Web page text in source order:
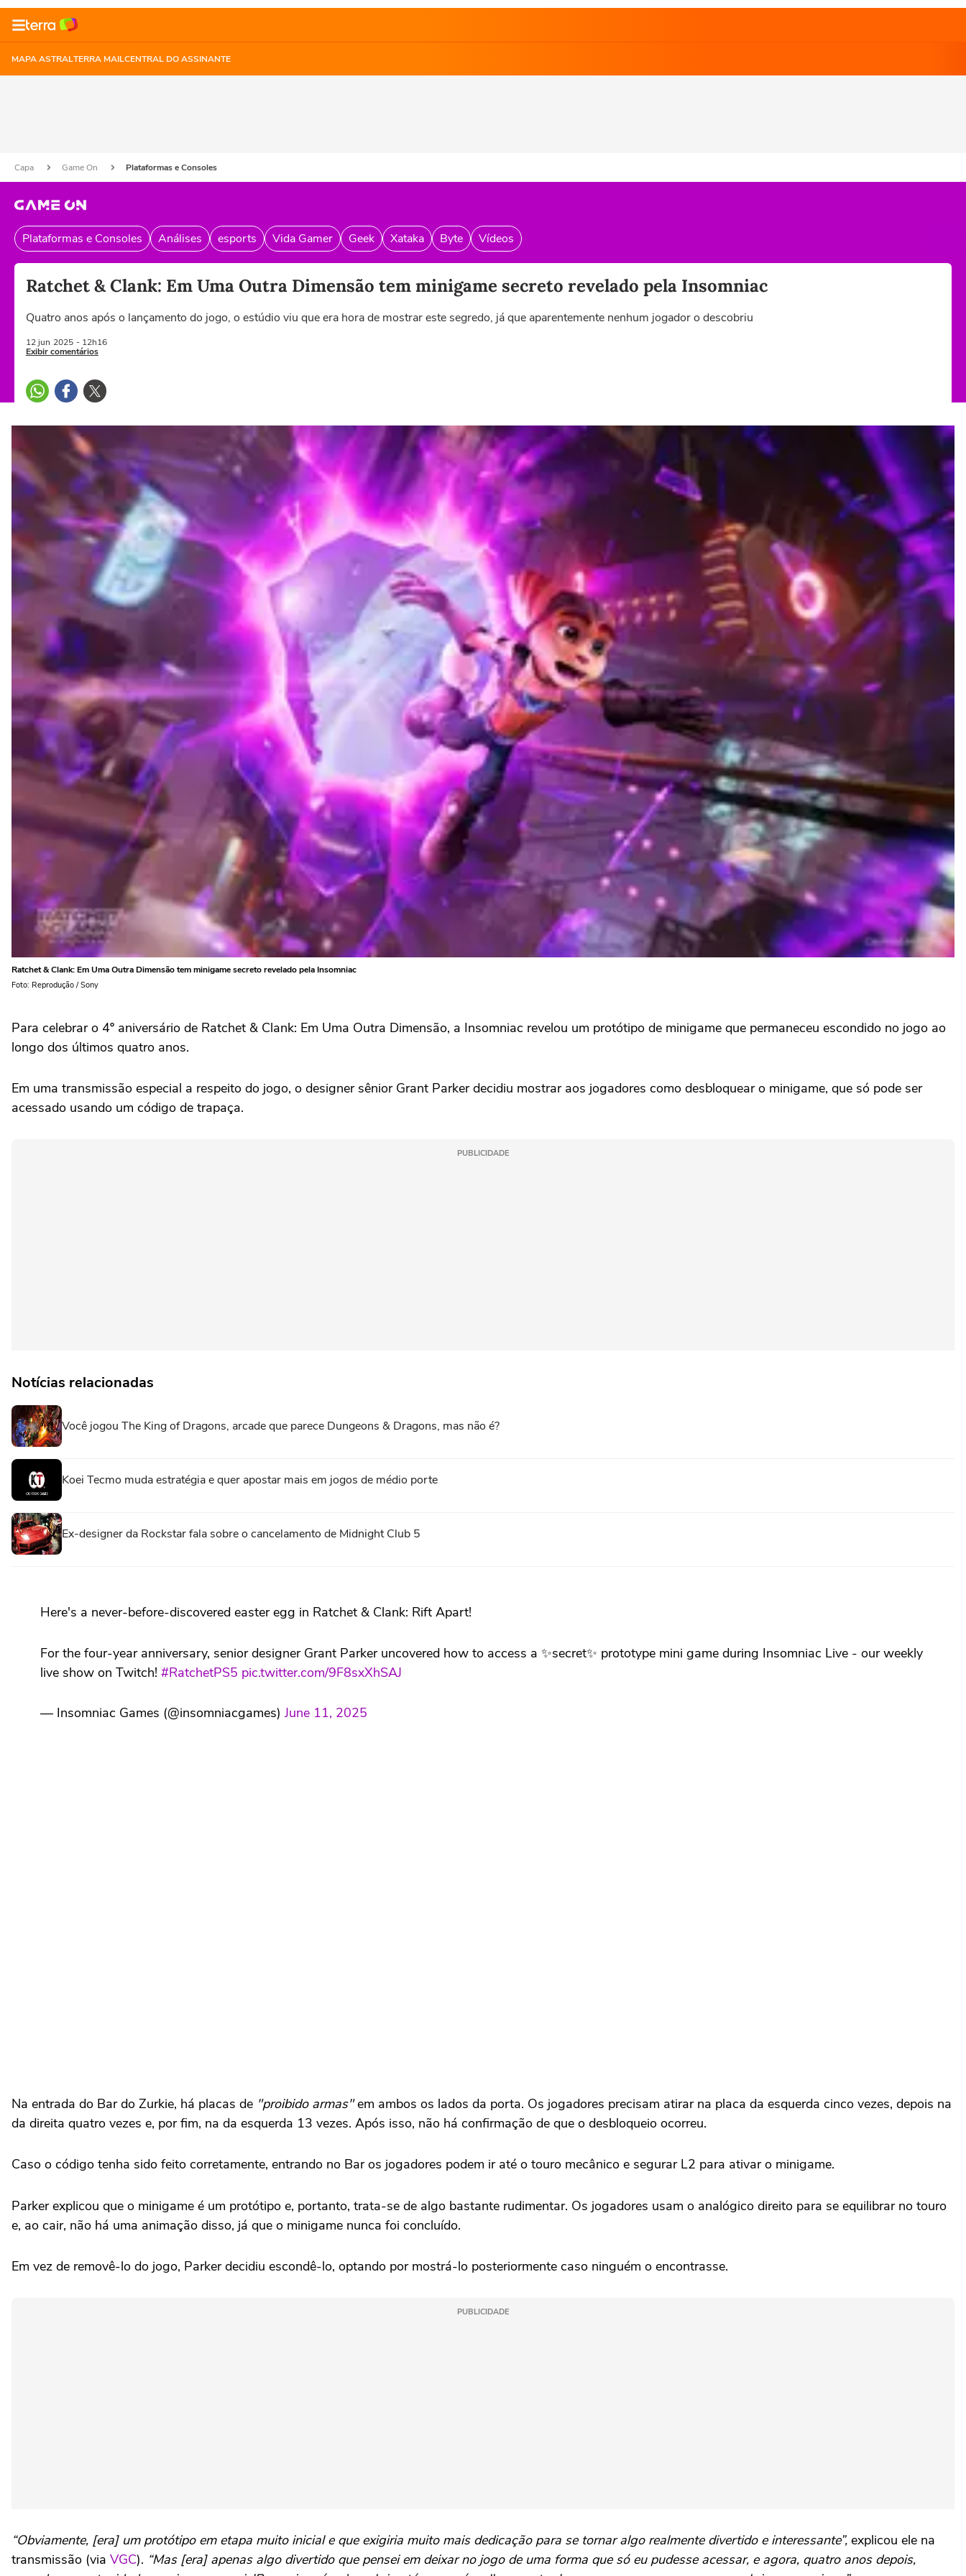
MAPA ASTRALTERRA MAILCENTRAL DO ASSINANTE
Capa Game On Plataformas e Consoles
Plataformas e Consoles Análises esports Vida Gamer Geek Xataka Byte Vídeos
Ratchet & Clank: Em Uma Outra Dimensão tem minigame secreto revelado pela Insomniac
Quatro anos após o lançamento do jogo, o estúdio viu que era hora de mostrar este segredo, já que aparentemente nenhum jogador o descobriu
12 jun 2025 - 12h16
Exibir comentários
Ratchet & Clank: Em Uma Outra Dimensão tem minigame secreto revelado pela Insomniac
Foto: Reprodução / Sony
Para celebrar o 4º aniversário de Ratchet & Clank: Em Uma Outra Dimensão, a Insomniac revelou um protótipo de minigame que permaneceu escondido no jogo ao
longo dos últimos quatro anos.
Em uma transmissão especial a respeito do jogo, o designer sênior Grant Parker decidiu mostrar aos jogadores como desbloquear o minigame, que só pode ser
acessado usando um código de trapaça.
PUBLICIDADE
Notícias relacionadas
Você jogou The King of Dragons, arcade que parece Dungeons & Dragons, mas não é?
Koei Tecmo muda estratégia e quer apostar mais em jogos de médio porte
Ex-designer da Rockstar fala sobre o cancelamento de Midnight Club 5
Here's a never-before-discovered easter egg in Ratchet & Clank: Rift Apart!
For the four-year anniversary, senior designer Grant Parker uncovered how to access a ✨secret✨ prototype mini game during Insomniac Live - our weekly
live show on Twitch! #RatchetPS5 pic.twitter.com/9F8sxXhSAJ
— Insomniac Games (@insomniacgames) June 11, 2025
Na entrada do Bar do Zurkie, há placas de "proibido armas"em ambos os lados da porta. Os jogadores precisam atirar na placa da esquerda cinco vezes, depois na
da direita quatro vezes e, por fim, na da esquerda 13 vezes. Após isso, não há confirmação de que o desbloqueio ocorreu.
Caso o código tenha sido feito corretamente, entrando no Bar os jogadores podem ir até o touro mecânico e segurar L2 para ativar o minigame.
Parker explicou que o minigame é um protótipo e, portanto, trata-se de algo bastante rudimentar. Os jogadores usam o analógico direito para se equilibrar no touro
e, ao cair, não há uma animação disso, já que o minigame nunca foi concluído.
Em vez de removê-lo do jogo, Parker decidiu escondê-lo, optando por mostrá-lo posteriormente caso ninguém o encontrasse.
PUBLICIDADE
“Obviamente, [era] um protótipo em etapa muito inicial e que exigiria muito mais dedicação para se tornar algo realmente divertido e interessante”, explicou ele na
transmissão (via VGC). “Mas [era] apenas algo divertido que pensei em deixar no jogo de uma forma que só eu pudesse acessar, e agora, quatro anos depois,